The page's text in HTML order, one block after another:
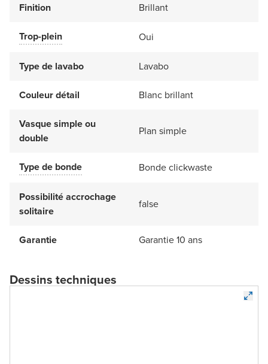
Finition Brillant
Trop-plein Oui
Type de lavabo Lavabo
Couleur détail Blanc brillant
Vasque simple ou
double
Plan simple
Type de bonde Bonde clickwaste
Possibilité accrochage
solitaire
false
Garantie Garantie 10 ans
Dessins techniques